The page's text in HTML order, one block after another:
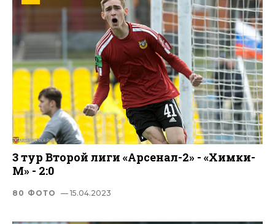
3 тур Второй лиги «Арсенал-2» - «Химки-
М» - 2:0
80 ФОТО — 15.04.2023